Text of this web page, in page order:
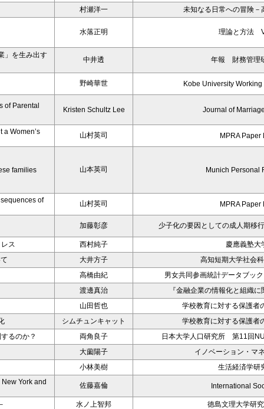
村瀬洋一
未知なる日常への冒険－
水落正明 理論と方法
」を生み出す
中井透 年報 財務管理
野崎華世 Kobe University
of Parental Kristen Schultz Lee Journal of
a Women’s 山村英司 MPRA Paper
families 山本英司 Munich Personal
of 山村英司 MPRA Paper
加藤彰彦 少子化の要因としての成人期移
ス 西村純子
慶應義塾大
大井方子
高知短期大学社会
高橋由紀
男女共同参画統計データブッ
渡邊真治
『金融企業の情報化と組織
山田哲也
学校教育に対する保護者
シムチュンキャット
学校教育に対する保護者
るのか？
両角良子
日本大学人口研究所 第11回
大薗陽子
イノベーション・マ
小林美樹
生活経済学
York and
佐藤嘉倫 International
水ノ上智邦 徳島文理大学研